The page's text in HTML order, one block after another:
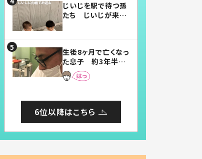
じいじを駅で待つ孫
たち じいじが来た
まらない」「幸せにな
れる」
生後8ヶ月で亡くなっ
た息子 約3年半
後、当時の妻の日記
に書いてあった本音
6位以降はこちら